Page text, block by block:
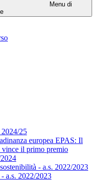
Menu di
25
europea EPAS: Il
il primo premio
- a.s. 2022/2023
a.s. 2022/2023